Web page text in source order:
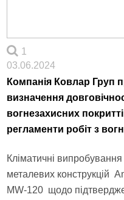
1
03.06.2024
Компанія Ковлар Груп
визначення
вогнезахисних
регламенти робіт з
Кліматичні випробування
металевих конструкцій
MW-120 щодо